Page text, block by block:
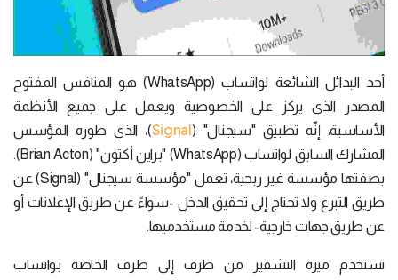
أحد البدائل الشائعة لواتساب (WhatsApp) هو المنافس المفتوح
المصدر الذي يركز على الخصوصية ويعمل على جميع الأنظمة
الأساسية، إنّه تطبيق "سيجنال" (Signal)، الذي طوره المؤسس
المشارك السابق لواتساب (WhatsApp) "براين أكتون" (Brian Acton).
بصفتها مؤسسة غير ربحية، تعمل "مؤسسة سيجنال" (Signal) عن
طريق التبرع ولا تحتاج إلى تحقيق الدخل -سواءً عن طريق الإعلانات أو
عن طريق جهات خارجية- لخدمة مستخدميها.
تستخدم ميزة التشفير من طرف إلى طرف الخاصة بواتساب